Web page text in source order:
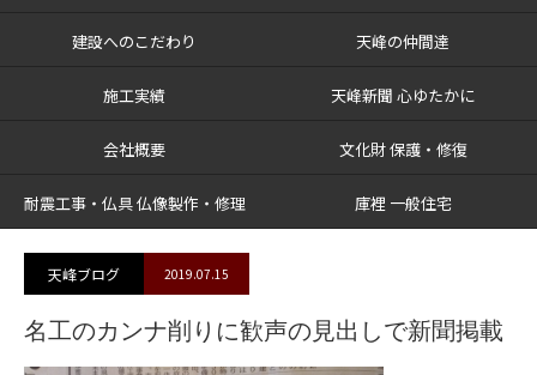
建設へのこだわり 天峰の仲間達
施工実績 天峰新聞 心ゆたかに
会社概要 文化財 保護・修復
耐震工事・仏具 仏像製作・修理 庫裡 一般住宅
天峰ブログ 2019.07.15
名工のカンナ削りに歓声の見出しで新聞掲載